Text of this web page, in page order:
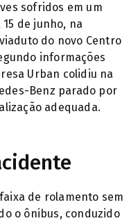
sofridos em um
de junho, na
do novo Centro
informações
Urban colidiu na
Benz parado por
adequada.
de rolamento sem
o ônibus, conduzido